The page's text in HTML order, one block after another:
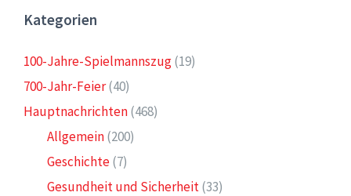
Kategorien
100-Jahre-Spielmannszug(19)
700-Jahr-Feier(40)
Hauptnachrichten(468)
Allgemein(200)
Geschichte(7)
Gesundheit und Sicherheit(33)